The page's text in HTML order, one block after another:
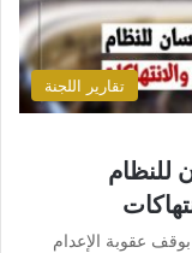
تقارير اللجنة
للنظام
عقوبة الإعدام